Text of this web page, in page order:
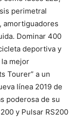
perimetral
amortiguadores
Dominar 400
deportiva y
mejor
Tourer” a un
línea 2019 de
poderosa de su
y Pulsar RS200